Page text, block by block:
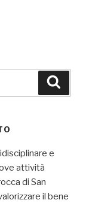
e
attività
di San
il bene